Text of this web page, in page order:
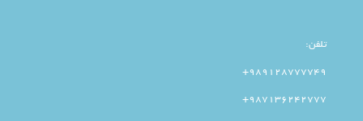
تلفن:
989128777749+
987136242777+